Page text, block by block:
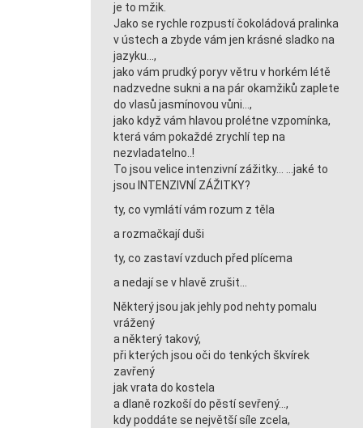
je to mžik.
Jako se rychle rozpustí čokoládová pralinka
v ústech a zbyde vám jen krásné sladko na
jazyku…,
jako vám prudký poryv větru v horkém létě
nadzvedne sukni a na pár okamžiků zaplete
do vlasů jasmínovou vůni…,
jako když vám hlavou prolétne vzpomínka,
která vám pokaždé zrychlí tep na
nezvladatelno..!
To jsou velice intenzivní zážitky… …jaké to
jsou INTENZIVNÍ ZÁŽITKY?
ty, co vymlátí vám rozum z těla
a rozmačkají duši
ty, co zastaví vzduch před plícema
a nedají se v hlavě zrušit…
Některý jsou jak jehly pod nehty pomalu
vrážený
a některý takový,
při kterých jsou oči do tenkých škvírek
zavřený
jak vrata do kostela
a dlaně rozkoší do pěstí sevřený…,
kdy poddáte se největší síle zcela,